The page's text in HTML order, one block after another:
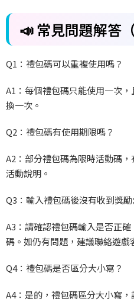
📣常見問題解答
Q1 ：禮包碼可以重複使用嗎？
A1 ：每個禮包碼只能使用一次
換一次。
Q2 ：禮包碼有使用期限嗎？
A2 ：部分禮包碼為限時活動碼
活動說明。
Q3 ：輸入禮包碼後沒有收到獎勵
A3 ：請確認禮包碼輸入是否正
碼。如仍有問題，建議聯絡遊戲
Q4：禮包碼是否區分大小寫？
A4：是的，禮包碼區分大小寫